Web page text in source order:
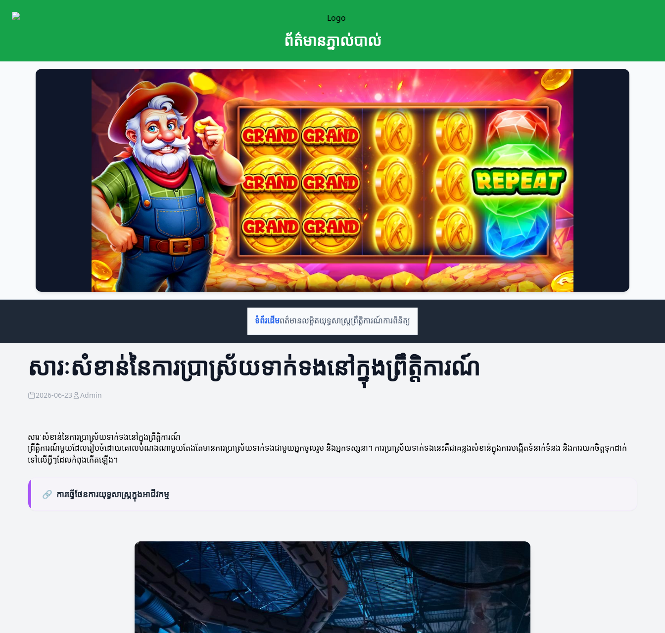
ព័ត៌មានភ្នាល់បាល់
ទំព័រដើមពត៌មានលម្អិតយុទ្ធសាស្ត្រព្រឹត្តិការណ៍ការពិនិត្យ
សារៈសំខាន់នៃការប្រាស្រ័យទាក់ទងនៅក្នុងព្រឹត្តិការណ៍
2026-06-23 Admin
សារៈសំខាន់នៃការប្រាស្រ័យទាក់ទងនៅក្នុងព្រឹត្តិការណ៍
ព្រឹត្តិការណ៍មួយដែលរៀបចំដោយគោលបំណងណាមួយតែងតែមានការប្រាស្រ័យទាក់ទងជាមួយអ្នកចូលរួម និងអ្នកទស្សនា។ ការប្រាស្រ័យទាក់ទងនេះគឺជាគន្លងសំខាន់ក្នុងការបង្កើតទំនាក់ទំនង និងការយកចិត្តទុកដាក់
ទៅលើអ្វីៗដែលកំពុងកើតឡើង។
🔗 ការធ្វើផែនការយុទ្ធសាស្ត្រ​ក្នុងអាជីវកម្ម